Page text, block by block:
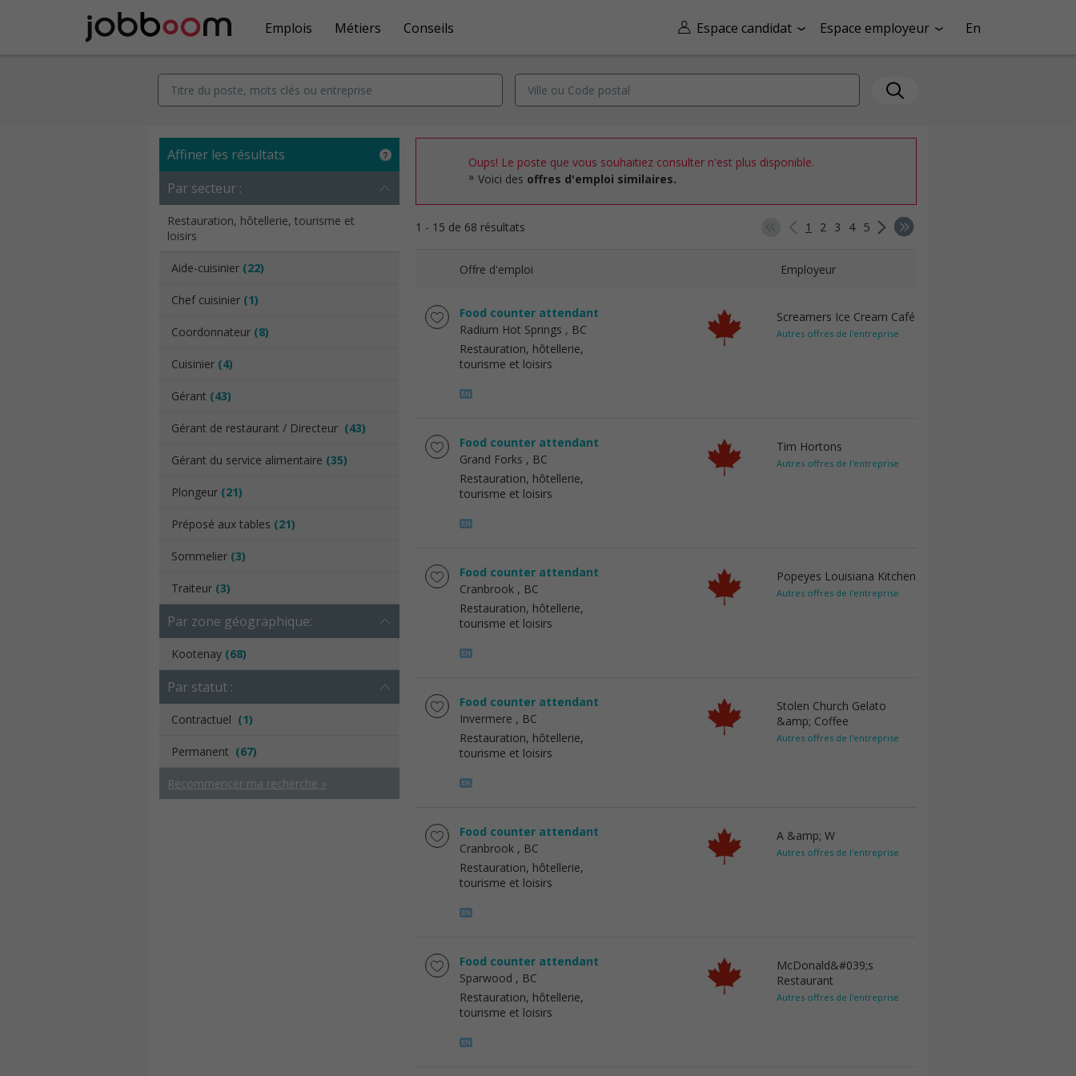
Espace candidat Espace employeur En
Emplois Métiers Conseils
Affiner les résultats
Par secteur :
Restauration, hôtellerie, tourisme et
loisirs
Aide-cuisinier (22)
Chef cuisinier (1)
Coordonnateur (8)
Cuisinier (4)
Gérant (43)
Gérant de restaurant / Directeur (43)
Gérant du service alimentaire (35)
Plongeur (21)
Préposé aux tables (21)
Sommelier (3)
Traiteur (3)
Par zone géographique:
Kootenay (68)
Par statut :
Contractuel (1)
Permanent (67)
Recommencer ma recherche »
Oups! Le poste que vous souhaitiez consulter n'est plus disponible.
Voici des offres d'emploi similaires.
1 - 15 de 68 résultats 1 2 3 4 5
Offre d'emploi Employeur
Food counter attendant
Radium Hot Springs , BC
Restauration, hôtellerie,
tourisme et loisirs
Screamers Ice Cream Café
Autres offres de l'entreprise
Food counter attendant
Grand Forks , BC
Restauration, hôtellerie,
tourisme et loisirs
Tim Hortons
Autres offres de l'entreprise
Food counter attendant
Cranbrook , BC
Restauration, hôtellerie,
tourisme et loisirs
Popeyes Louisiana Kitchen
Autres offres de l'entreprise
Food counter attendant
Invermere , BC
Restauration, hôtellerie,
tourisme et loisirs
Stolen Church Gelato
&amp; Coffee
Autres offres de l'entreprise
Food counter attendant
Cranbrook , BC
Restauration, hôtellerie,
tourisme et loisirs
A &amp; W
Autres offres de l'entreprise
Food counter attendant
Sparwood , BC
Restauration, hôtellerie,
tourisme et loisirs
McDonald&#039;s
Restaurant
Autres offres de l'entreprise